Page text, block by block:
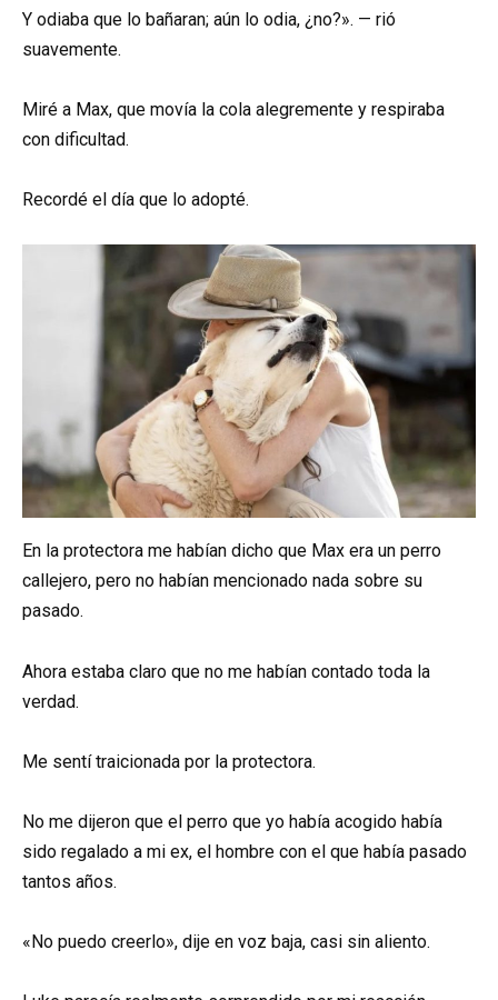
Y odiaba que lo bañaran; aún lo odia, ¿no?». — rió
suavemente.
Miré a Max, que movía la cola alegremente y respiraba
con dificultad.
Recordé el día que lo adopté.
En la protectora me habían dicho que Max era un perro
callejero, pero no habían mencionado nada sobre su
pasado.
Ahora estaba claro que no me habían contado toda la
verdad.
Me sentí traicionada por la protectora.
No me dijeron que el perro que yo había acogido había
sido regalado a mi ex, el hombre con el que había pasado
tantos años.
«No puedo creerlo», dije en voz baja, casi sin aliento.